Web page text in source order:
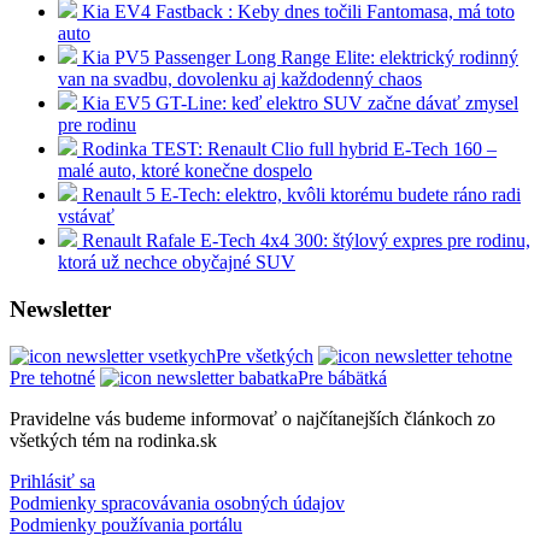
Kia EV4 Fastback : Keby dnes točili Fantomasa, má toto
auto
Kia PV5 Passenger Long Range Elite: elektrický rodinný
van na svadbu, dovolenku aj každodenný chaos
Kia EV5 GT-Line: keď elektro SUV začne dávať zmysel
pre rodinu
Rodinka TEST: Renault Clio full hybrid E-Tech 160 –
malé auto, ktoré konečne dospelo
Renault 5 E-Tech: elektro, kvôli ktorému budete ráno radi
vstávať
Renault Rafale E-Tech 4x4 300: štýlový expres pre rodinu,
ktorá už nechce obyčajné SUV
Newsletter
Pre všetkých
Pre tehotné
Pre bábätká
Pravidelne vás budeme informovať o najčítanejších článkoch zo
všetkých tém na rodinka.sk
Prihlásiť sa
Podmienky spracovávania osobných údajov
Podmienky používania portálu